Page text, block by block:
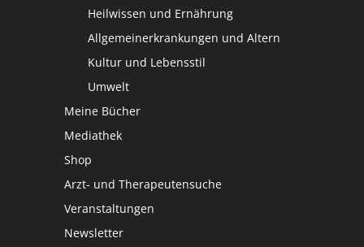
Heilwissen und Ernährung
Allgemeinerkrankungen und Altern
Kultur und Lebensstil
Umwelt
Meine Bücher
Mediathek
Shop
Arzt- und Therapeutensuche
Veranstaltungen
Newsletter